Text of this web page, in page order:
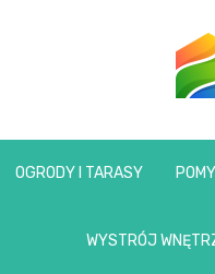
OGRODY I TARASY
WYSTRÓJ